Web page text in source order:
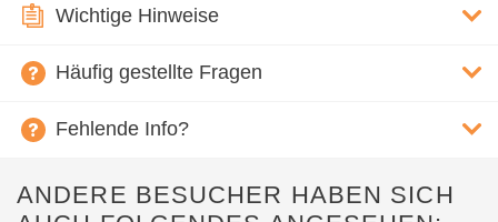
Wichtige Hinweise
Häufig gestellte Fragen
Fehlende Info?
ANDERE BESUCHER HABEN SICH